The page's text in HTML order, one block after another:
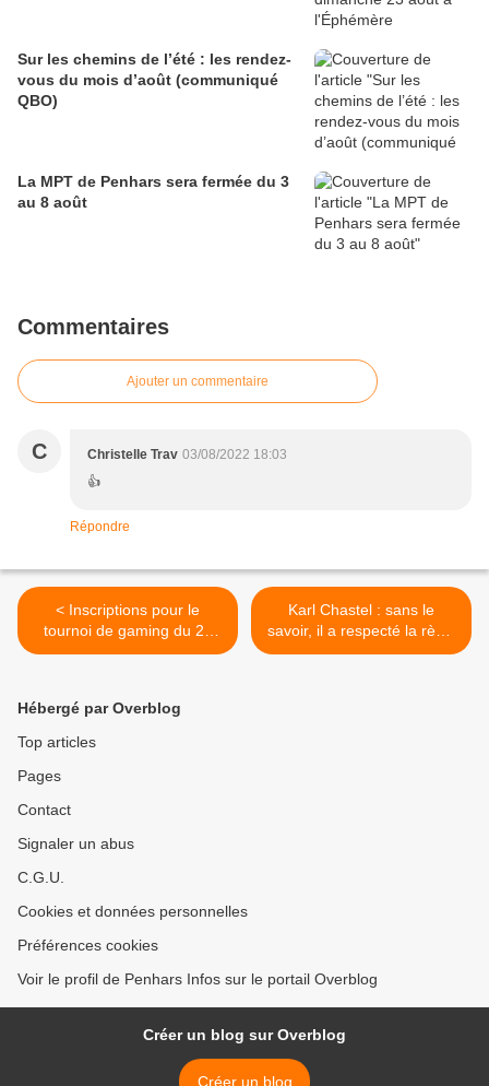
Sur les chemins de l’été : les rendez-
vous du mois d’août (communiqué
QBO)
La MPT de Penhars sera fermée du 3
au 8 août
Commentaires
Ajouter un commentaire
C Christelle Trav 03/08/2022 18:03
👍
Répondre
< Inscriptions pour le
tournoi de gaming du 27
août à la médiathèque de
Karl Chastel : sans le
savoir, il a respecté la règle
des 17 ans pour les
Hébergé par Overblog
Top articles
Pages
Contact
Signaler un abus
C.G.U.
Cookies et données personnelles
Préférences cookies
Voir le profil de Penhars Infos sur le portail Overblog
Créer un blog sur Overblog
Créer un blog